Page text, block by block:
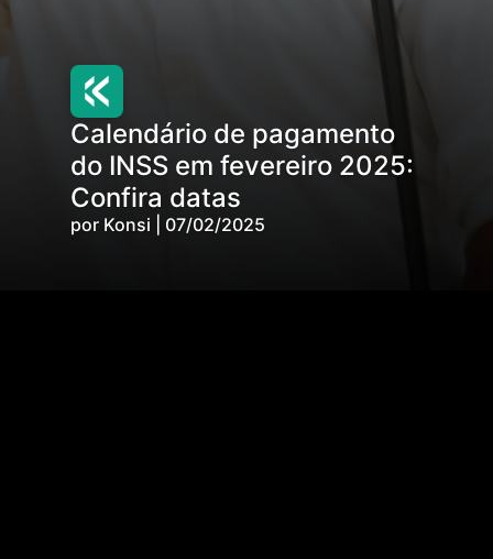
Calendário de pagamento
do INSS em fevereiro 2025:
Confira datas
por Konsi | 07/02/2025